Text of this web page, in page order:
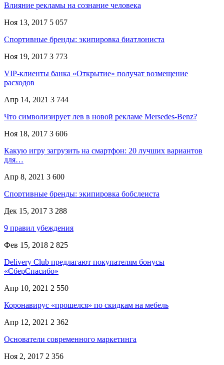
Влияние рекламы на сознание человека
Ноя 13, 2017 5 057
Спортивные бренды: экипировка биатлониста
Ноя 19, 2017 3 773
VIP-клиенты банка «Открытие» получат возмещение
расходов
Апр 14, 2021 3 744
Что символизирует лев в новой рекламе Mersedes-Benz?
Ноя 18, 2017 3 606
Какую игру загрузить на смартфон: 20 лучших вариантов
для…
Апр 8, 2021 3 600
Спортивные бренды: экипировка бобслеиста
Дек 15, 2017 3 288
9 правил убеждения
Фев 15, 2018 2 825
Delivery Club предлагают покупателям бонусы
«СберСпасибо»
Апр 10, 2021 2 550
Коронавирус «прошелся» по скидкам на мебель
Апр 12, 2021 2 362
Основатели современного маркетинга
Ноя 2, 2017 2 356